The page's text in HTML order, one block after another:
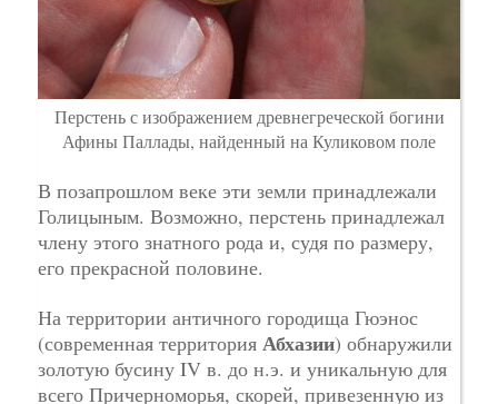
Перстень с изображением древнегреческой богини
Афины Паллады, найденный на Куликовом поле
В позапрошлом веке эти земли принадлежали
Голицыным. Возможно, перстень принадлежал
члену этого знатного рода и, судя по размеру,
его прекрасной половине.
На территории античного городища Гюэнос
(современная территория Абхазии) обнаружили
золотую бусину IV в. до н.э. и уникальную для
всего Причерноморья, скорей, привезенную из